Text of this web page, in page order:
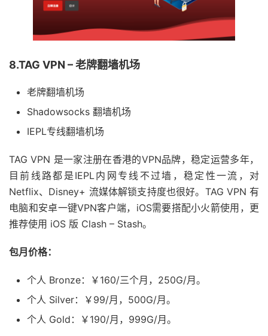
8.TAG VPN – 老牌翻墙机场
老牌翻墙机场
Shadowsocks 翻墙机场
IEPL专线翻墙机场
TAG VPN 是一家注册在香港的VPN品牌，稳定运营多年，
目前线路都是IEPL内网专线不过墙，稳定性一流，对
Netflix、Disney+ 流媒体解锁支持度也很好。TAG VPN 有
电脑和安卓一键VPN客户端，iOS需要搭配小火箭使用，更
推荐使用 iOS 版 Clash – Stash。
包月价格：
个人 Bronze：￥160/三个月，250G/月。
个人 Silver：￥99/月，500G/月。
个人 Gold：￥190/月，999G/月。